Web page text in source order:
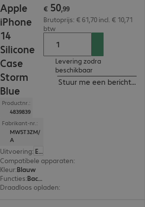
Apple
iPhone
14
Silicone
Case
Storm
Blue
Productnr.:
4839839
Fabrikant-nr.:
MW5T3ZM/
A
Uitvoering: Europa
Compatibele apparaten:
Kleur:Blauw
Functies:
Back protection
Draadloos opladen:
€ 50,99
Brutoprijs: € 61,70 incl. € 10,71
btw
Levering zodra
beschikbaar
Stuur me een bericht